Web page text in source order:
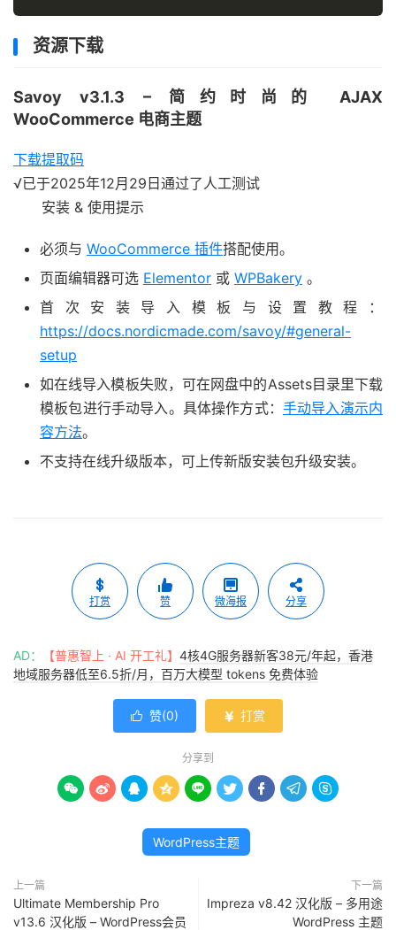
资源下载
Savoy v3.1.3 – 简约时尚的 AJAX
WooCommerce 电商主题
下载提取码
√已于2025年12月29日通过了人工测试
安装 & 使用提示
必须与 WooCommerce 插件搭配使用。
页面编辑器可选 Elementor 或 WPBakery 。
首次安装导入模板与设置教程：
https://docs.nordicmade.com/savoy/#general-
setup
如在线导入模板失败，可在网盘中的Assets目录里下载
模板包进行手动导入。具体操作方式： 手动导入演示内
容方法。
不支持在线升级版本，可上传新版安装包升级安装。
打赏 赞 微海报 分享
AD： 【普惠智上 · AI 开工礼】 4核4G服务器新客38元/年起，香港
地域服务器低至6.5折/月，百万大模型 tokens 免费体验
 赞(0)  打赏
分享到
        
WordPress主题
上一篇
Ultimate Membership Pro
v13.6 汉化版 – WordPress会员
下一篇
Impreza v8.42 汉化版 – 多用途
WordPress 主题